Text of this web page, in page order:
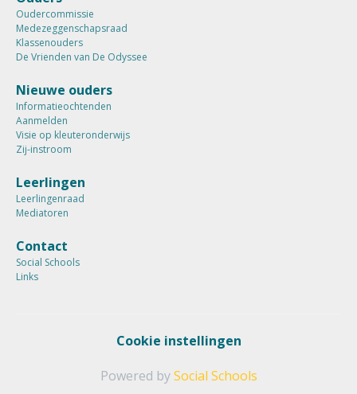
Oudercommissie
Medezeggenschapsraad
Klassenouders
De Vrienden van De Odyssee
Nieuwe ouders
Informatieochtenden
Aanmelden
Visie op kleuteronderwijs
Zij-instroom
Leerlingen
Leerlingenraad
Mediatoren
Contact
Social Schools
Links
Cookie instellingen
Powered bySocial Schools